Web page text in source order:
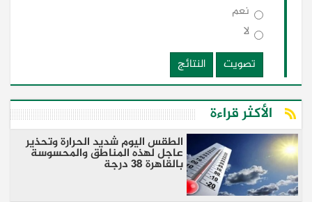
نعم
لا
تصويت
النتائج
الأكثر قراءة
الطقس اليوم شديد الحرارة وتحذير
عاجل لهذه المناطق والمحسوسة
بالقاهرة 38 درجة